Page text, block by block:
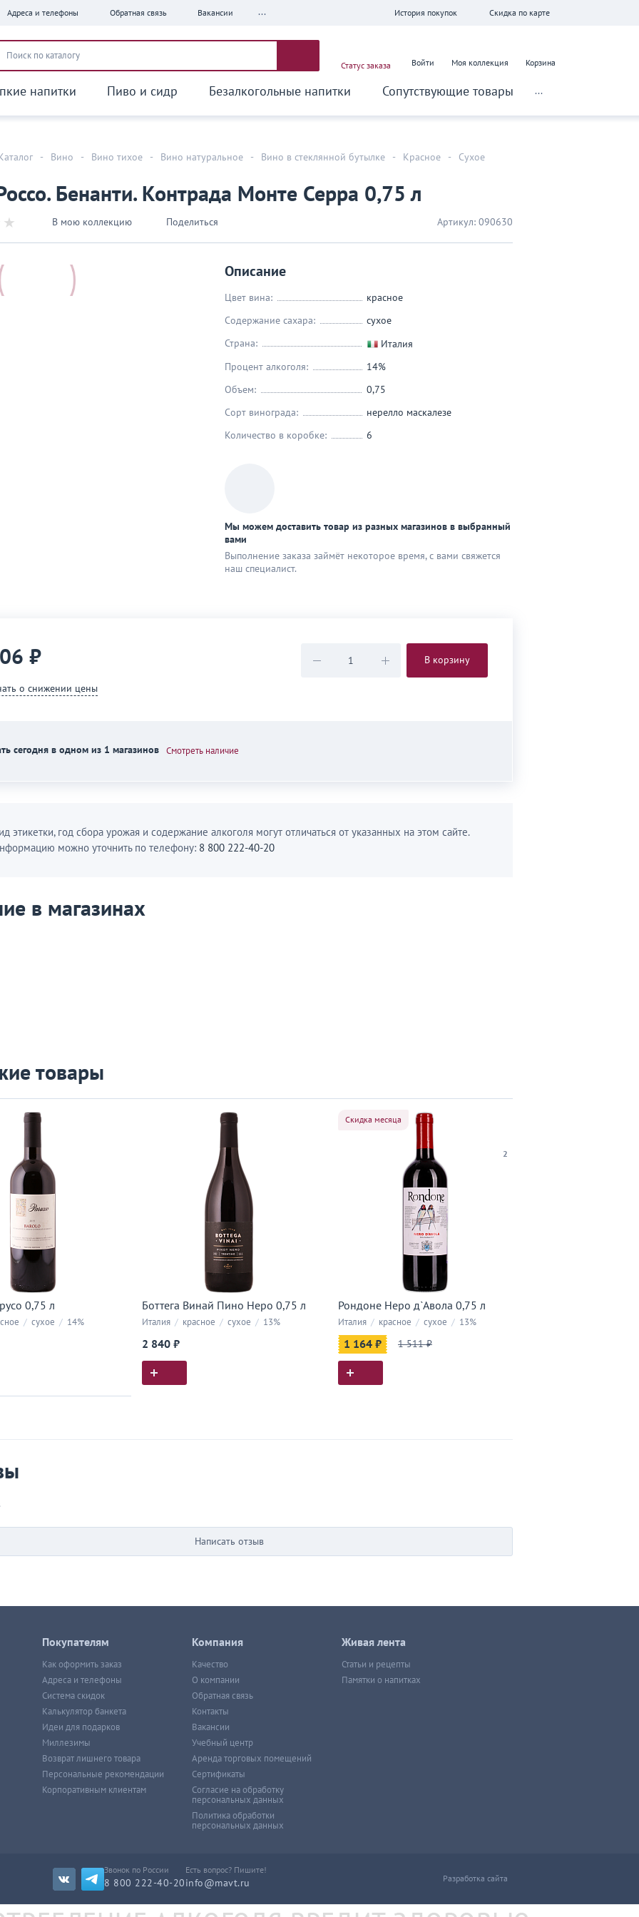
Адреса и телефоны Обратная связь Вакансии ... История покупок Скидка по карте
Статус заказа Войти Моя коллекция Корзина
напитки Пиво и сидр Безалкогольные напитки Сопутствующие товары ...
- Вино - Вино тихое - Вино натуральное - Вино в стеклянной бутылке - Красное - Сухое
Бенанти. Контрада Монте Серра 0,75 л
В мою коллекцию Поделиться Артикул: 090630
Описание
Цвет вина:
красное
Содержание сахара:
сухое
Страна:
Италия
Процент алкоголя:
14%
Объем:
0,75
Сорт винограда:
нерелло маскалезе
Количество в коробке:
6
Мы можем доставить товар из разных магазинов в выбранный
вами
Выполнение заказа займёт некоторое время, с вами свяжется
наш специaлист.
₽
о снижении цены
В корзину
сегодня в одном из 1 магазинов Смотреть наличие
этикетки, год сбора урожая и содержание алкоголя могут отличаться от указанных на этом сайте.
можно уточнить по телефону: 8 800 222-40-20
в магазинах
товары
0,75 л
/ сухое / 14%
Боттега Винай Пино Неро 0,75 л
Италия / красное / сухое / 13%
2 840 ₽
2
Скидка месяца
Рондоне Неро д`Авола 0,75 л
Италия / красное / сухое / 13%
1 164 ₽ 1 511 ₽
Написать отзыв
Покупателям
Как оформить заказ
Адреса и телефоны
Система скидок
Калькулятор банкета
Идеи для подарков
Миллезимы
Возврат лишнего товара
Персональные рекомендации
Корпоративным клиентам
Компания
Качество
О компании
Обратная связь
Контакты
Вакансии
Учебный центр
Аренда торговых помещений
Сертификаты
Согласие на обработку
персональных данных
Политика обработки
персональных данных
Живая лента
Статьи и рецепты
Памятки о напитках
Звонок по России
8 800 222-40-20
Есть вопрос? Пишите!
info@mavt.ru Разработка сайта